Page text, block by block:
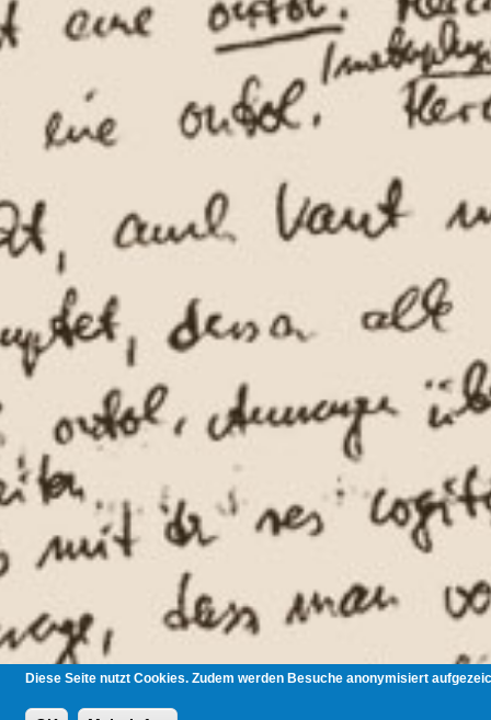
Diese Seite nutzt Cookies. Zudem werden Besuche anonymisiert